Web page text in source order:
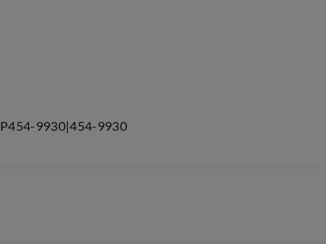
P454-9930|454-9930